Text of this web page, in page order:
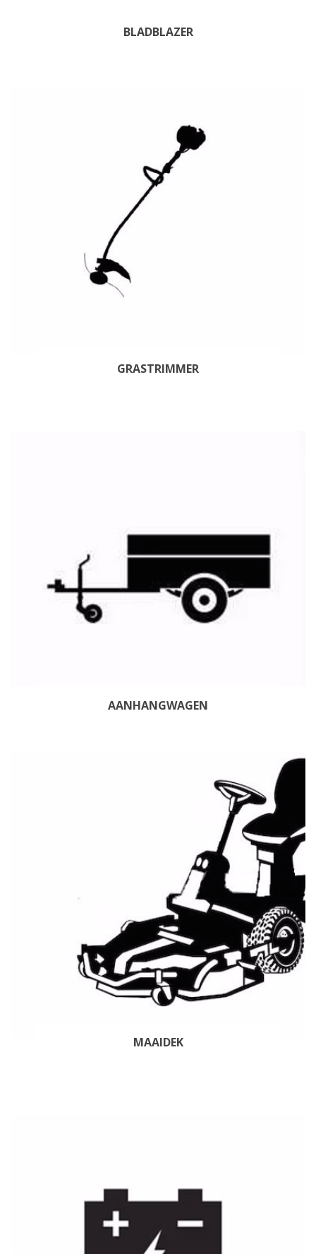
BLADBLAZER
GRASTRIMMER
AANHANGWAGEN
MAAIDEK